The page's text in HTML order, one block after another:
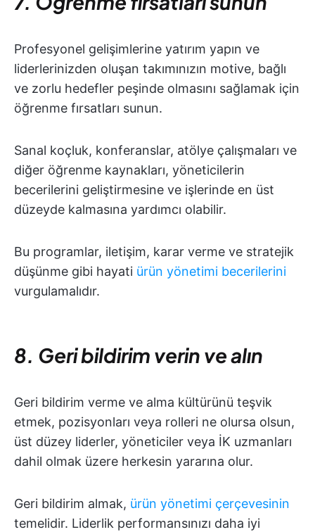
Profesyonel gelişimlerine yatırım yapın ve
liderlerinizden oluşan takımınızın motive, bağlı
ve zorlu hedefler peşinde olmasını sağlamak için
öğrenme fırsatları sunun.
Sanal koçluk, konferanslar, atölye çalışmaları ve
diğer öğrenme kaynakları, yöneticilerin
becerilerini geliştirmesine ve işlerinde en üst
düzeyde kalmasına yardımcı olabilir.
Bu programlar, iletişim, karar verme ve stratejik
düşünme gibi hayati ürün yönetimi becerilerini
vurgulamalıdır.
8. Geri bildirim verin ve alın
Geri bildirim verme ve alma kültürünü teşvik
etmek, pozisyonları veya rolleri ne olursa olsun,
üst düzey liderler, yöneticiler veya İK uzmanları
dahil olmak üzere herkesin yararına olur.
Geri bildirim almak, ürün yönetimi çerçevesinin
temelidir. Liderlik performansınızı daha iyi